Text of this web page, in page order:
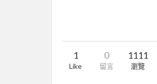
1
Like
0
留言
1111
瀏覽